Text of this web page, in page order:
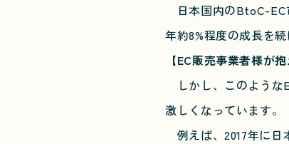
日本国内のBtoC-EC
年約8%程度の成長を
【EC販売事業者様が抱
しかし、このような
激しくなっています。
例えば、2017年に日